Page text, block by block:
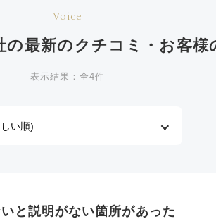
Voice
の最新のクチコミ・お客様
表示結果：全4件
と説明がない箇所があった